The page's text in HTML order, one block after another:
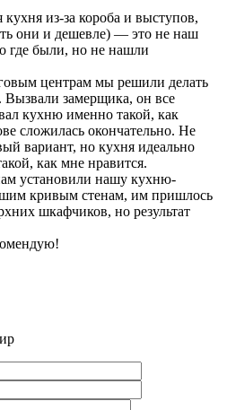
из-за короба и выступов,
они и дешевле) — это не наш
где были, но не нашли
центрам мы решили делать
Вызвали замерщика, он все
кухню именно такой, как
сложилась окончательно. Не
вариант, но кухня идеально
как мне нравится.
установили нашу кухню-
кривым стенам, им пришлось
шкафчиков, но результат